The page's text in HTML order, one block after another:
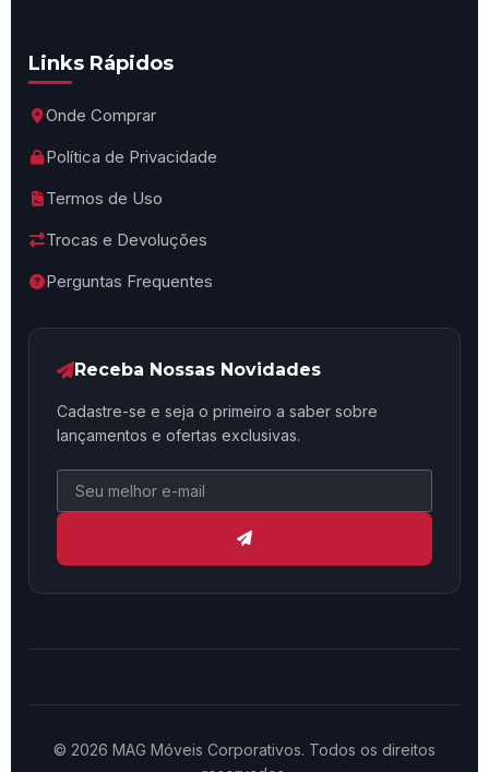
Links Rápidos
Onde Comprar
Política de Privacidade
Termos de Uso
Trocas e Devoluções
Perguntas Frequentes
Receba Nossas Novidades
Cadastre-se e seja o primeiro a saber sobre
lançamentos e ofertas exclusivas.
© 2026 MAG Móveis Corporativos. Todos os direitos